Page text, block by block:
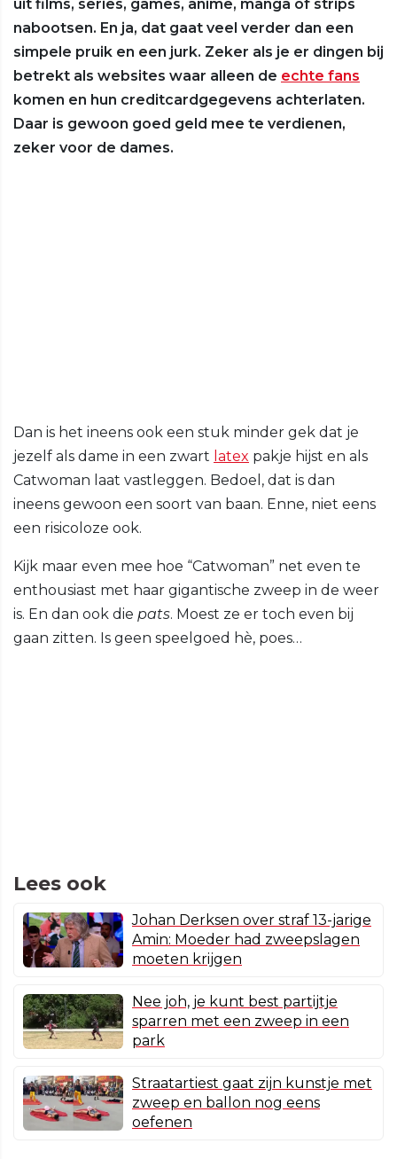
uit films, series, games, anime, manga of strips
nabootsen. En ja, dat gaat veel verder dan een
simpele pruik en een jurk. Zeker als je er dingen bij
betrekt als websites waar alleen de echte fans
komen en hun creditcardgegevens achterlaten.
Daar is gewoon goed geld mee te verdienen,
zeker voor de dames.
Dan is het ineens ook een stuk minder gek dat je
jezelf als dame in een zwart latex pakje hijst en als
Catwoman laat vastleggen. Bedoel, dat is dan
ineens gewoon een soort van baan. Enne, niet eens
een risicoloze ook.
Kijk maar even mee hoe “Catwoman” net even te
enthousiast met haar gigantische zweep in de weer
is. En dan ook die pats. Moest ze er toch even bij
gaan zitten. Is geen speelgoed hè, poes…
Lees ook
Johan Derksen over straf 13-jarige
Amin: Moeder had zweepslagen
moeten krijgen
Nee joh, je kunt best partijtje
sparren met een zweep in een
park
Straatartiest gaat zijn kunstje met
zweep en ballon nog eens
oefenen